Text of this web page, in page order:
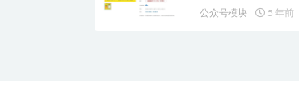
公众号模块 5 年前